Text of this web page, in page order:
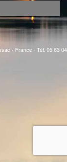
- France - Tél. 05 63 04